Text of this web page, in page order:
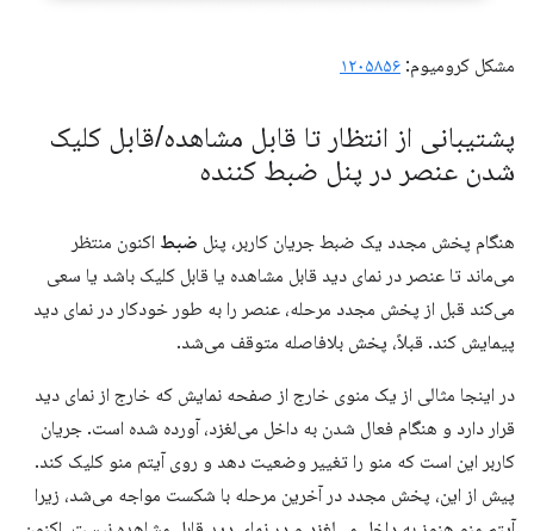
مشکل کرومیوم: ۱۲۰۵۸۵۶
پشتیبانی از انتظار تا قابل مشاهده/قابل کلیک
شدن عنصر در پنل ضبط کننده
هنگام پخش مجدد یک ضبط جریان کاربر، پنل ضبط اکنون منتظر
می‌ماند تا عنصر در نمای دید قابل مشاهده یا قابل کلیک باشد یا سعی
می‌کند قبل از پخش مجدد مرحله، عنصر را به طور خودکار در نمای دید
پیمایش کند. قبلاً، پخش بلافاصله متوقف می‌شد.
در اینجا مثالی از یک منوی خارج از صفحه نمایش که خارج از نمای دید
قرار دارد و هنگام فعال شدن به داخل می‌لغزد، آورده شده است. جریان
کاربر این است که منو را تغییر وضعیت دهد و روی آیتم منو کلیک کند.
پیش از این، پخش مجدد در آخرین مرحله با شکست مواجه می‌شد، زیرا